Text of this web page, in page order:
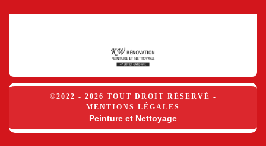
©2022 - 2026 TOUT DROIT RÉSERVÉ -
MENTIONS LÉGALES
Peinture et Nettoyage